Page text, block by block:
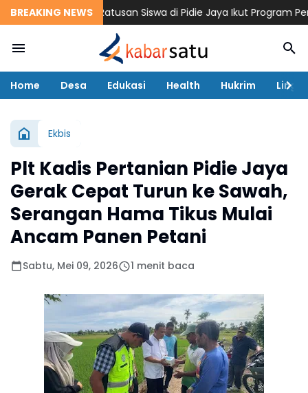
BREAKING NEWS
Pesisir dan Ratusan Siswa di Pidie Jaya Ikut Program
Home Desa Edukasi Health Hukrim
Ekbis
Plt Kadis Pertanian Pidie Jaya
Gerak Cepat Turun ke Sawah,
Serangan Hama Tikus Mulai
Ancam Panen Petani
Sabtu, Mei 09, 2026 1 menit baca